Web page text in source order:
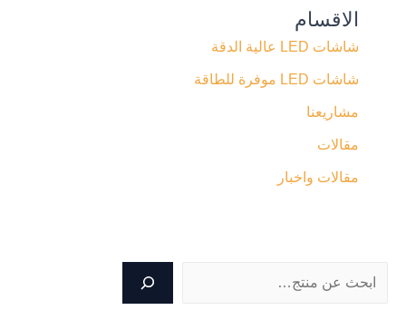
الاقسام
شاشات LED عالية الدقة
شاشات LED موفرة للطاقة
مشاريعنا
مقالات
مقالات واخبار